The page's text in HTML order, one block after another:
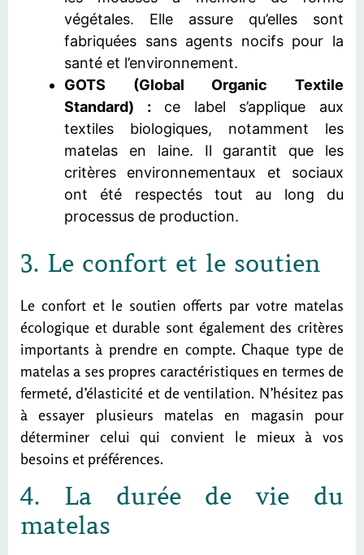
végétales. Elle assure qu’elles sont
fabriquées sans agents nocifs pour la
santé et l’environnement.
GOTS (Global Organic Textile
Standard) : ce label s’applique aux
textiles biologiques, notamment les
matelas en laine. Il garantit que les
critères environnementaux et sociaux
ont été respectés tout au long du
processus de production.
3. Le confort et le soutien
Le confort et le soutien offerts par votre matelas
écologique et durable sont également des critères
importants à prendre en compte. Chaque type de
matelas a ses propres caractéristiques en termes de
fermeté, d’élasticité et de ventilation. N’hésitez pas
à essayer plusieurs matelas en magasin pour
déterminer celui qui convient le mieux à vos
besoins et préférences.
4. La durée de vie du
matelas